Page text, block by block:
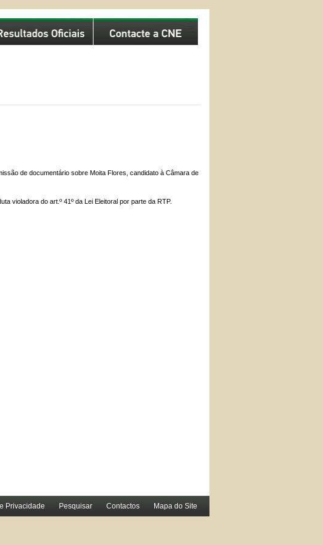
de documentário sobre Moita Flores, candidato à Câmara de
violadora do art.º 41º da Lei Eleitoral por parte da RTP.
Privacidade Pesquisar Contactos Mapa do Site